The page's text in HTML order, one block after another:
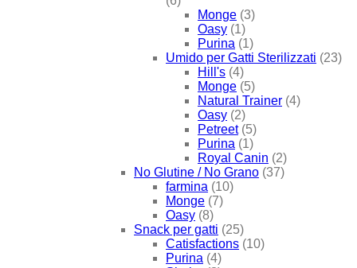
Monge (3)
Oasy (1)
Purina (1)
Umido per Gatti Sterilizzati (23)
Hill's (4)
Monge (5)
Natural Trainer (4)
Oasy (2)
Petreet (5)
Purina (1)
Royal Canin (2)
No Glutine / No Grano (37)
farmina (10)
Monge (7)
Oasy (8)
Snack per gatti (25)
Catisfactions (10)
Purina (4)